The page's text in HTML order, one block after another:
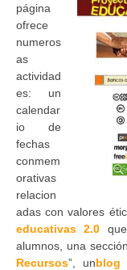
página
ofrece
numeros
as
actividad
es: un
calendar
io de
fechas
conmem
orativas
relacion
adas con valores
educativas 2.0
alumnos, una
Recursos”, unblog